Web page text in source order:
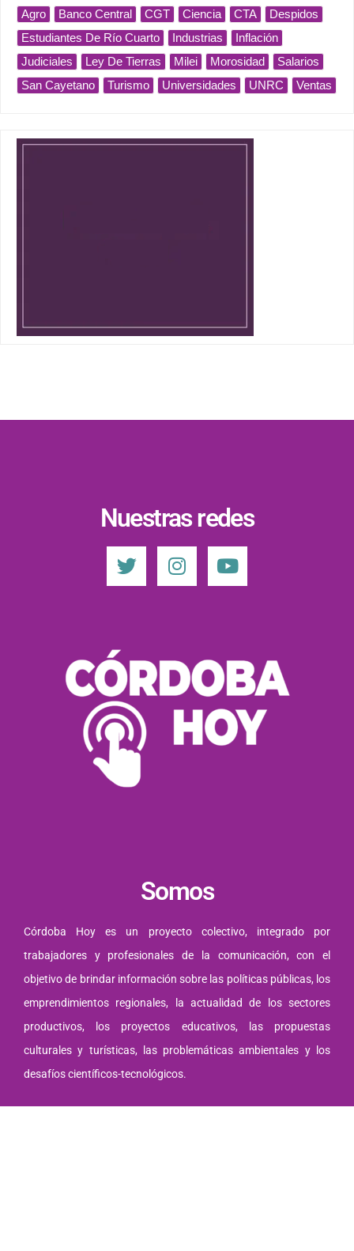
Agro Banco Central CGT Ciencia CTA
Despidos
Estudiantes De Río Cuarto
Industrias
Inflación
Judiciales
Ley De Tierras Milei Morosidad
Salarios
San Cayetano
Turismo Universidades UNRC Ventas
Nuestras redes
Somos
Córdoba Hoy es un proyecto colectivo, integrado por
trabajadores y profesionales de la comunicación, con el
objetivo de brindar información sobre las políticas públicas, los
emprendimientos regionales, la actualidad de los sectores
productivos, los proyectos educativos, las propuestas
culturales y turísticas, las problemáticas ambientales y los
desafíos científicos-tecnológicos.